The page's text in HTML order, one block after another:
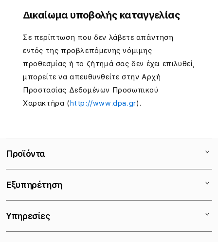
Δικαίωμα υποβολής καταγγελίας
Σε περίπτωση που δεν λάβετε απάντηση
εντός της προβλεπόμενης νόμιμης
προθεσμίας ή το ζήτημά σας δεν έχει επιλυθεί,
μπορείτε να απευθυνθείτε στην Αρχή
Προστασίας Δεδομένων Προσωπικού
Χαρακτήρα (http://www.dpa.gr).
Προϊόντα
Mac
Εξυπηρέτηση
Eπικοινωνία
Υπηρεσίες